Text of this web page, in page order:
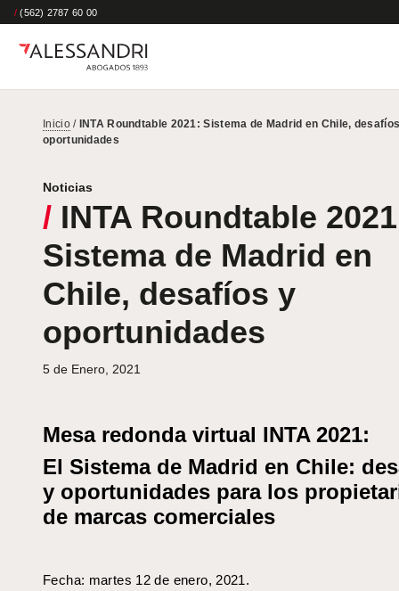
/ (562) 2787 60 00
Inicio/ INTA Roundtable 2021: Sistema de Madrid en Chile,
oportunidades
Noticias
/ INTA Roundtable
Sistema de Madrid en
Chile, desafíos y
oportunidades
5 de Enero, 2021
Mesa redonda virtual INTA 2021:
El Sistema de Madrid en Chile:
y oportunidades para los
de marcas comerciales
Fecha: martes 12 de enero, 2021.